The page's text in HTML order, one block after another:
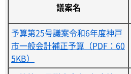
議案名
予算第25号議案令和6年度神戸
市一般会計補正予算（PDF：60
5KB）